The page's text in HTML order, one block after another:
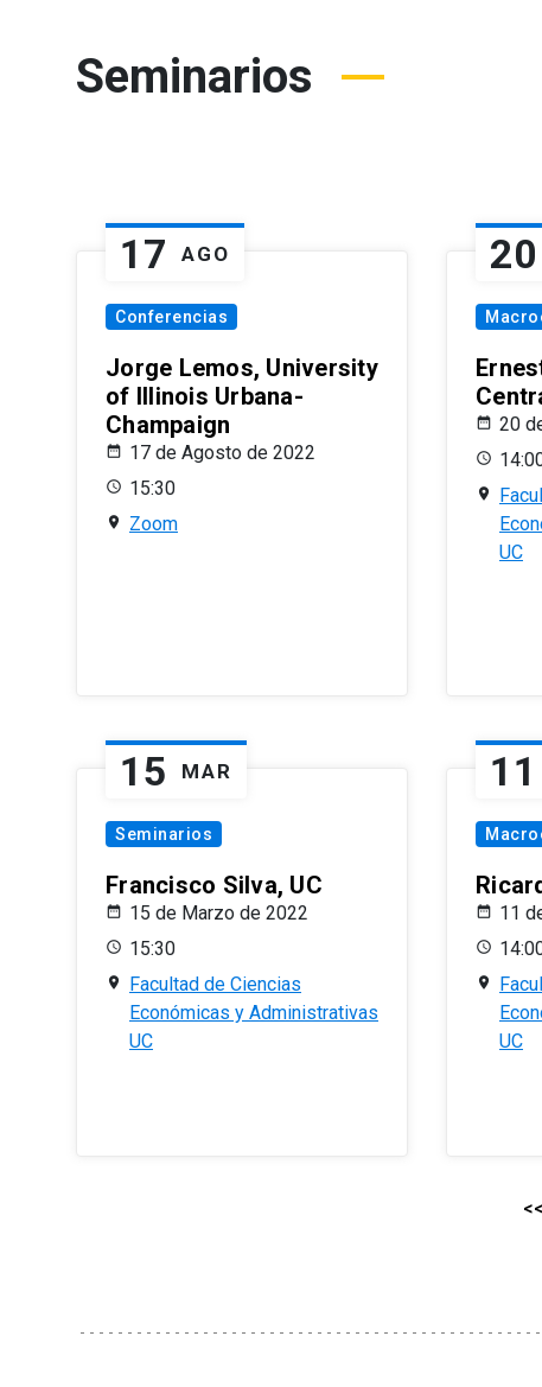
Seminarios
17 AGO
Conferencias
Jorge Lemos, University
of Illinois Urbana-
Champaign
17 de Agosto de 2022
15:30
Zoom
20
20
UC
15 MAR
Seminarios
Francisco Silva, UC
15 de Marzo de 2022
15:30
Facultad de Ciencias
Económicas y Administrativas
UC
11
11
UC
<<